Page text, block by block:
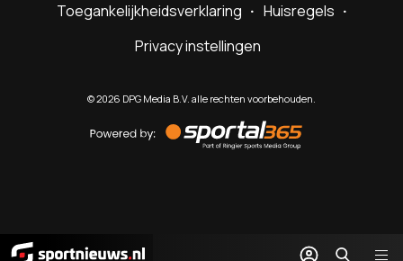
Toegankelijkheidsverklaring
Huisregels
Privacy instellingen
©2026 DPG Media B.V. alle rechten voorbehouden.
by
Sportal365